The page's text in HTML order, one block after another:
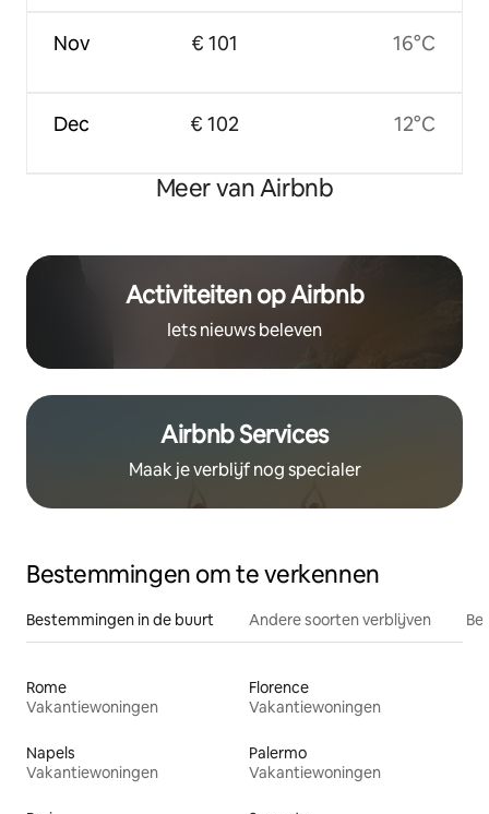
Nov
Dec
€ 101
€ 102
16°C
12°C
Meer van Airbnb
Activiteiten op Airbnb
Iets nieuws beleven
Airbnb Services
Maak je verblijf nog specialer
Bestemmingen om te verkennen
Bestemmingen in de buurt Andere soorten verblijven
Rome
Vakantiewoningen
Florence
Vakantiewoningen
Napels
Vakantiewoningen
Palermo
Vakantiewoningen